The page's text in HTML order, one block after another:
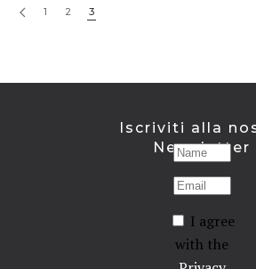
1 2 3
Iscriviti alla
Newsletter
I agree
with the